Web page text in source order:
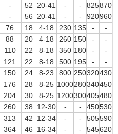
- 52 20-41 - - 825870
- 56 20-41 - - 920960
76 18 4-18 230 135 -
-
88 20 4-18 260 150 -
-
110 22 8-18 350 180 -
-
121 22 8-18 500 195 -
-
150 24 8-23 800 250320430
176 28 8-25 1000280340450
204 30 8-25 1200300405480
260 38 12-30 - - 450530
313 42 12-34 - - 505590
364 46 16-34 - - 545620